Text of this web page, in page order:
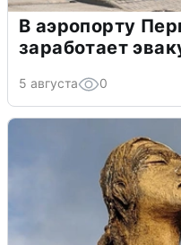
В аэропорту
заработает
5 августа 0